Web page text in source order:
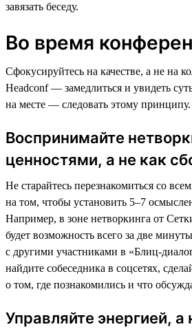
завязать беседу.
Во время
Сфокусируйтесь на качестве, а не на
Headсonf — замедлиться и увидеть
на месте — следовать этому принципу.
Воспринимайте
ценностями, а не как
Не старайтесь перезнакомиться со
на том, чтобы установить 5–7
Например, в зоне нетворкинга от
будет возможность всего за две
с другими участниками в «Блиц-
найдите собеседника в соцсетях,
о том, где познакомились и что
Управляйте энергией, а